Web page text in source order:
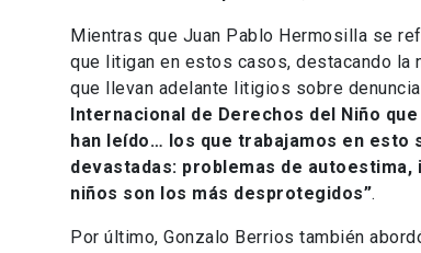
Mientras que Juan Pablo Hermosilla se
que litigan en estos casos, destacando
que llevan adelante litigios sobre
Internacional de Derechos del Niño
han leído… los que trabajamos en esto
devastadas: problemas de
niños son los más desprotegidos”.
Por último, Gonzalo Berrios también